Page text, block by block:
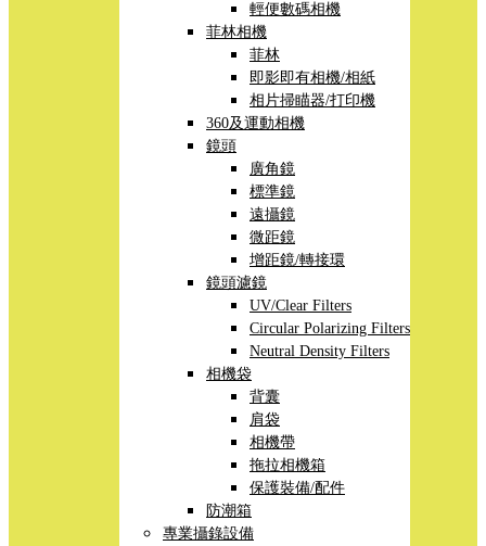
輕便數碼相機
菲林相機
菲林
即影即有相機/相紙
相片掃瞄器/打印機
360及運動相機
鏡頭
廣角鏡
標準鏡
遠攝鏡
微距鏡
增距鏡/轉接環
鏡頭濾鏡
UV/Clear Filters
Circular Polarizing Filters
Neutral Density Filters
相機袋
背囊
肩袋
相機帶
拖拉相機箱
保護裝備/配件
防潮箱
專業攝錄設備